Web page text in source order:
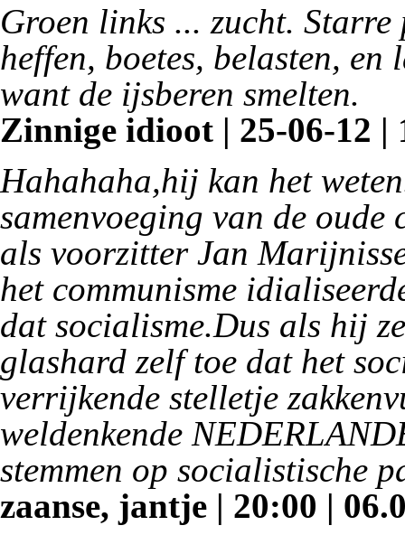
Groen links ... zucht.
heffen, boetes, belasten,
want de ijsberen smelten.
Zinnige idioot | 25-06-12 |
Hahahaha,hij kan het
samenvoeging van de
als voorzitter Jan
het communisme
dat socialisme.Dus als hij
glashard zelf toe dat het
verrijkende stelletje
weldenkende
stemmen op socialistische
zaanse, jantje | 20:00 |